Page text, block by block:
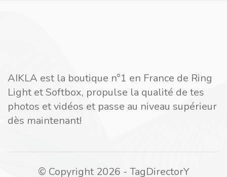
AIKLA est la boutique n°1 en France de Ring
Light et Softbox, propulse la qualité de tes
photos et vidéos et passe au niveau supérieur
dès maintenant!
© Copyright 2026 - TagDirectorY